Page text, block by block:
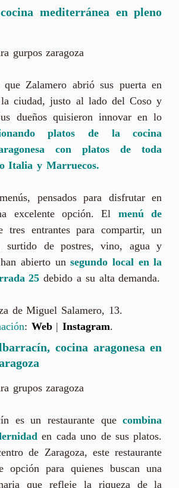
mediterránea en pleno
Zalamero abrió sus puerta en
ciudad, justo al lado del Coso y
dueños quisieron innovar en lo
platos de la cocina
con platos de toda
Italia y Marruecos.
pensados para disfrutar en
excelente opción. El menú de
tres entrantes para compartir, un
surtido de postres, vino, agua y
abierto unsegundo local en la
25 debido a su alta demanda.
de Miguel Salamero, 13.
: Web|Instagram.
cocina aragonesa en
es un restaurante quecombina
en cada uno de sus platos.
de Zaragoza, este restaurante
opción para quienes buscan una
que refleje la riqueza de la